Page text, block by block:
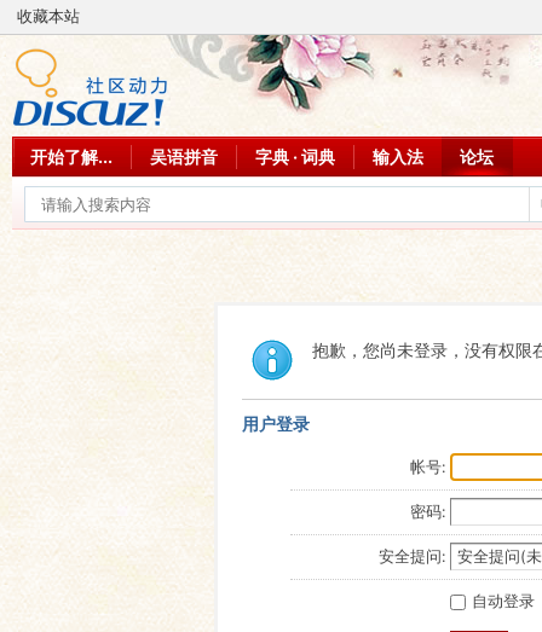
收藏本站
开始了解... 吴语拼音 字典 · 词典 输入法 论坛
抱歉，您尚未登录，没有权限
用户登录
帐号:
密码:
安全提问:
自动登录